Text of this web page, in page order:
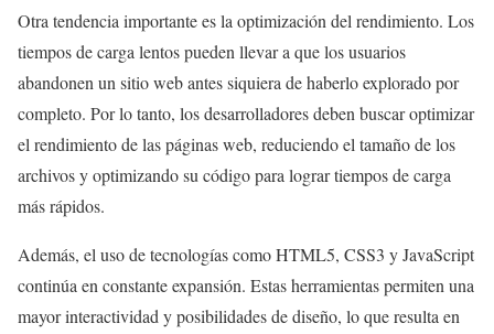
Otra tendencia importante es la optimización del rendimiento. Los
tiempos de carga lentos pueden llevar a que los usuarios
abandonen un sitio web antes siquiera de haberlo explorado por
completo. Por lo tanto, los desarrolladores deben buscar optimizar
el rendimiento de las páginas web, reduciendo el tamaño de los
archivos y optimizando su código para lograr tiempos de carga
más rápidos.
Además, el uso de tecnologías como HTML5, CSS3 y JavaScript
continúa en constante expansión. Estas herramientas permiten una
mayor interactividad y posibilidades de diseño, lo que resulta en